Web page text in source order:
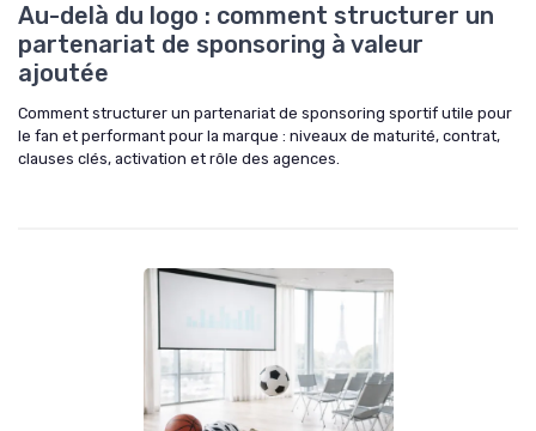
Au-delà du logo : comment structurer un
partenariat de sponsoring à valeur
ajoutée
Comment structurer un partenariat de sponsoring sportif utile pour
le fan et performant pour la marque : niveaux de maturité, contrat,
clauses clés, activation et rôle des agences.